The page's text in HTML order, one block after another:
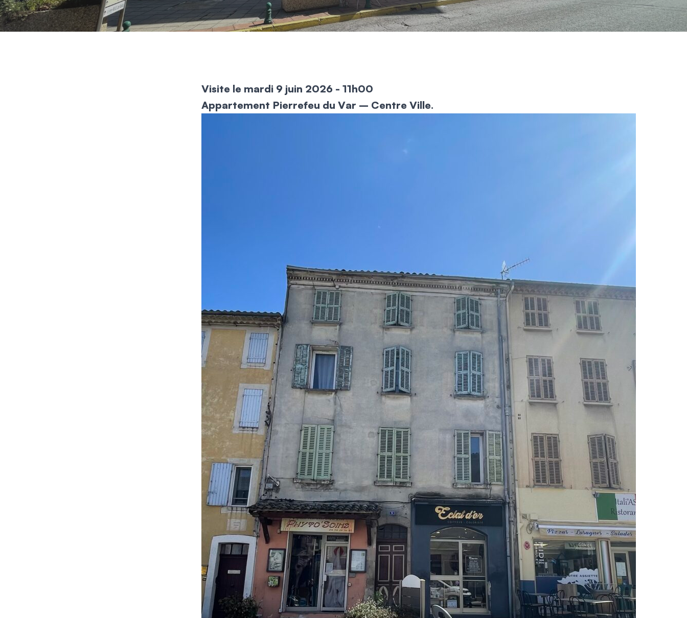
Visite le mardi 9 juin 2026 - 11h00
Appartement Pierrefeu du Var – Centre Ville.